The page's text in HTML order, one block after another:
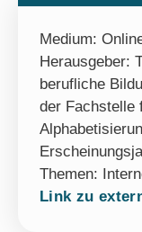
Medium:
Herausgeber:
berufliche
der Fachstelle
Themen:
Link zu